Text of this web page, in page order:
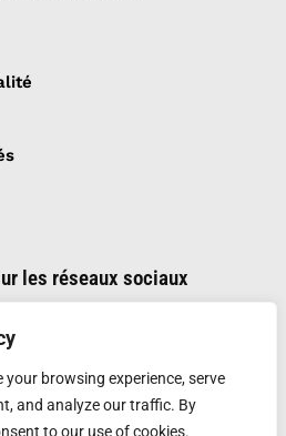
your browsing experience, serve
and analyze our traffic. By
to our use of cookies.
les réseaux sociaux